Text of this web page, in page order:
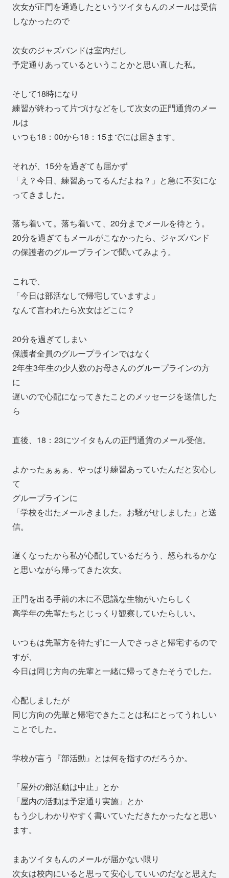
次女が正門を通過したというツイタもんのメールは受信
しなかったので
次女のジャズバンドは室内だし
予定通りあっているということかと思い直した私。
そして18時になり
練習が終わって片づけなどをして次女の正門通貨のメー
ルは
いつも18：00から18：15までには届きます。
それが、15分を過ぎても届かず
「え？今日、練習あってるんだよね？」と急に不安にな
ってきました。
落ち着いて。落ち着いて、20分までメールを待とう。
20分を過ぎてもメールがこなかったら、ジャズバンド
の保護者のグループラインで聞いてみよう。
これで、
「今日は部活なしで帰宅していますよ」
なんて言われたら次女はどこに？
20分を過ぎてしまい
保護者全員のグループラインではなく
2年生3年生の少人数のお母さんのグループラインの方
に
遅いので心配になってきたことのメッセージを送信した
ら
直後、18：23にツイタもんの正門通貨のメール受信。
よかったぁぁぁ、やっぱり練習あっていたんだと安心し
て
グループラインに
「学校を出たメールきました。お騒がせしました」と送
信。
遅くなったから私が心配しているだろう、怒られるかな
と思いながら帰ってきた次女。
正門を出る手前の木に不思議な生物がいたらしく
高学年の先輩たちとじっくり観察していたらしい。
いつもは先輩方を待たずに一人でさっさと帰宅するので
すが、
今日は同じ方向の先輩と一緒に帰ってきたそうでした。
心配しましたが
同じ方向の先輩と帰宅できたことは私にとってうれしい
ことでした。
学校が言う『部活動』とは何を指すのだろうか。
「屋外の部活動は中止」とか
「屋内の活動は予定通り実施」とか
もう少しわかりやすく書いていただきたかったなと思い
ます。
まあツイタもんのメールが届かない限り
次女は校内にいると思って安心していいのだなと思えた